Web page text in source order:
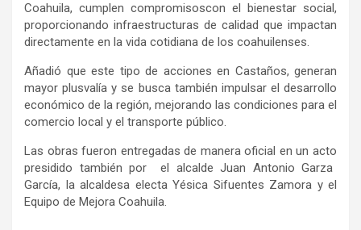
Coahuila, cumplen compromisoscon el bienestar social,
proporcionando infraestructuras de calidad que impactan
directamente en la vida cotidiana de los coahuilenses.
Añadió que este tipo de acciones en Castaños, generan
mayor plusvalía y se busca también impulsar el desarrollo
económico de la región, mejorando las condiciones para el
comercio local y el transporte público.
Las obras fueron entregadas de manera oficial en un acto
presidido tambiénporel alcalde Juan Antonio Garza
García, la alcaldesa electa Yésica Sifuentes Zamora y el
Equipo de Mejora Coahuila.